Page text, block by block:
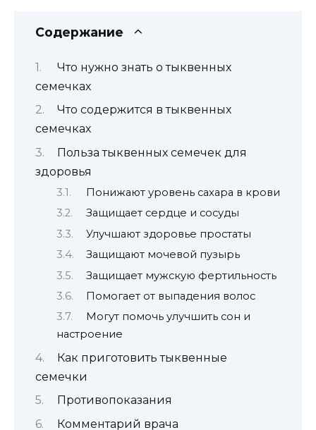
Содержание
Что нужно знать о тыквенных
семечках
Что содержится в тыквенных
семечках
Польза тыквенных семечек для
здоровья
Понижают уровень сахара в крови
Защищает сердце и сосуды
Улучшают здоровье простаты
Защищают мочевой пузырь
Защищает мужскую фертильность
Помогает от выпадения волос
Могут помочь улучшить сон и
настроение
Как приготовить тыквенные
семечки
Противопоказания
Комментарий врача